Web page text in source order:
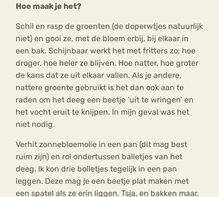
Hoe maak je het?
Schil en rasp de groenten (de doperwtjes natuurlijk
niet) en gooi ze, met de bloem erbij, bij elkaar in
een bak. Schijnbaar werkt het met fritters zo: hoe
droger, hoe heler ze blijven. Hoe natter, hoe groter
de kans dat ze uit elkaar vallen. Als je andere,
nattere groente gebruikt is het dan ook aan te
raden om het deeg een beetje ‘uit te wringen’ en
het vocht eruit te knijpen. In mijn geval was het
niet nodig.
Verhit zonnebloemolie in een pan (dit mag best
ruim zijn) en rol ondertussen balletjes van het
deeg. Ik kon drie bolletjes tegelijk in een pan
leggen. Deze mag je een beetje plat maken met
een spatel als ze erin liggen. Tsja, en bakken maar.